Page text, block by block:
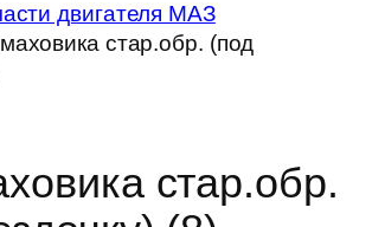
двигателя МАЗ
стар.обр. (под
стар.обр.